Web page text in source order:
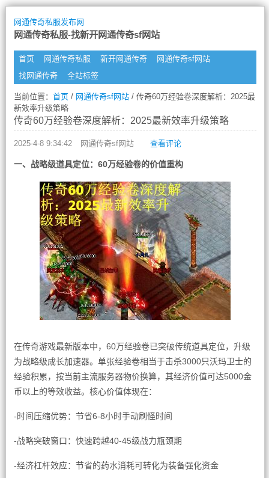
网通传奇私服发布网
网通传奇私服-找新开网通传奇sf网站
首页 网通传奇私服 新开网通传奇
网通传奇sf网站
找网通传奇
全站标签
当前位置： 首页/ 网通传奇sf网站/ 传奇60万经验卷深度解析：2025最
新效率升级策略
传奇60万经验卷深度解析：2025最新效率升级策略
2025-4-8 9:34:42 网通传奇sf网站 查看评论
一、战略级道具定位：60万经验卷的价值重构
在传奇游戏最新版本中，60万经验卷已突破传统道具定位，升级
为战略级成长加速器。单张经验卷相当于击杀3000只沃玛卫士的
经验积累，按当前主流服务器物价换算，其经济价值可达5000金
币以上的等效收益。核心价值体现在：
-时间压缩优势：节省6-8小时手动刷怪时间
-战略突破窗口：快速跨越40-45级战力瓶颈期
-经济杠杆效应：节省的药水消耗可转化为装备强化资金